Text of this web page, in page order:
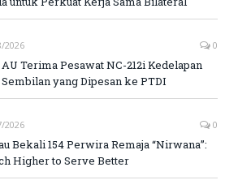
2026 0
Terima Pesawat NC-212i Kedelapan
yang Dipesan ke PTDI
2026 0
Bekali 154 Perwira Remaja “Nirwana”:
Higher to Serve Better